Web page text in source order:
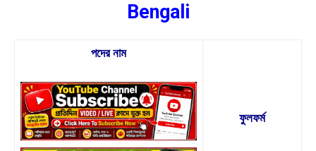
Bengali
পদের নাম
ফুলফর্ম